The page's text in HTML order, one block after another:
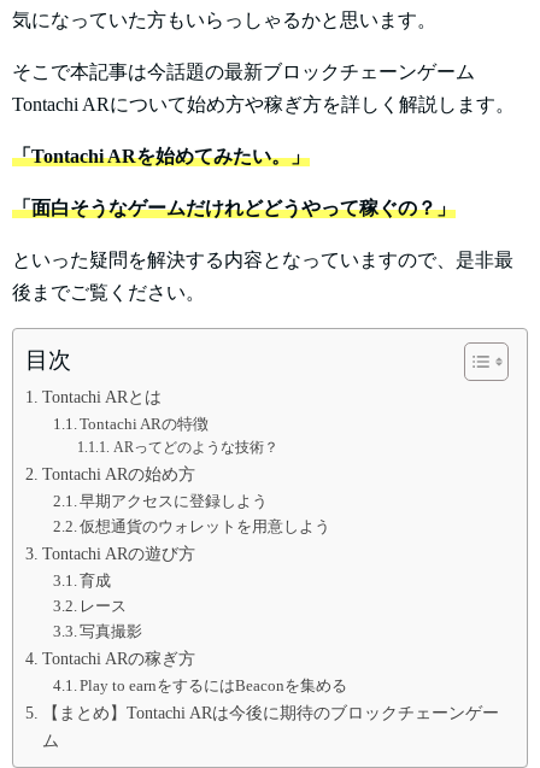
気になっていた方もいらっしゃるかと思います。
そこで本記事は今話題の最新ブロックチェーンゲーム
Tontachi ARについて始め方や稼ぎ方を詳しく解説します。
「Tontachi ARを始めてみたい。」
「面白そうなゲームだけれどどうやって稼ぐの？」
といった疑問を解決する内容となっていますので、是非最
後までご覧ください。
目次
Tontachi ARとは
Tontachi ARの特徴
ARってどのような技術？
Tontachi ARの始め方
早期アクセスに登録しよう
仮想通貨のウォレットを用意しよう
Tontachi ARの遊び方
育成
レース
写真撮影
Tontachi ARの稼ぎ方
Play to earnをするにはBeaconを集める
【まとめ】Tontachi ARは今後に期待のブロックチェーンゲー
ム